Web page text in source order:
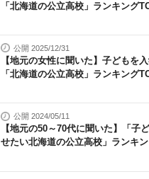
「北海道の公立高校」ランキング
公開 2025/12/31
【地元の女性に聞いた】子どもを
「北海道の公立高校」ランキング
公開 2024/05/11
【地元の50～70代に聞いた】「子
せたい北海道の公立高校」ランキ